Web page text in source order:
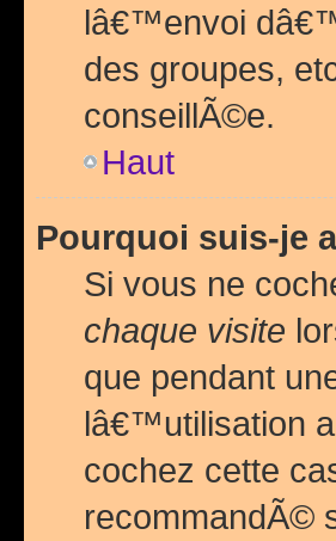
lâ€™envoi
des groupes,
conseillÃ©e.
Haut
Pourquoi suis-je
Si vous ne
chaque visite
que pendant
lâ€™utilisation
cochez cette
recommandÃ©